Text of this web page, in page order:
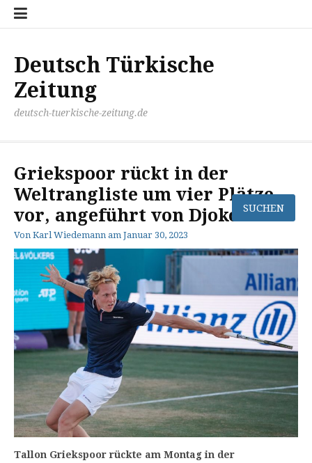
Zum
Inhalt
Deutsch Türkische
Zeitung
deutsch-tuerkische-zeitung.de
Griekspoor rückt in der
Weltrangliste um vier Plätze
vor, angeführt von Djokovic
Von Karl Wiedemann am Januar 30, 2023
Tallon Griekspoor rückte am Montag in der